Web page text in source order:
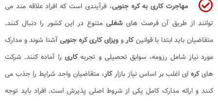
مهاجرت کاری به کره جنوبی، فرآیندی است که افراد علاقه مند می
از طریق آن فرصت هایشغلیمتنوع در این کشور را دنبال کنند.
باید ابتدا با قوانینکاروویزای کاری کره جنوبیآشنا شوند و مدارک
نیاز شامل رزومه، سوابق تحصیلی و تجربهکاریرا آماده کنند. شرکت
کرهای اغلب بر اساس نیاز بازارکار، متقاضیان واجد شرایط را جذب می
و ارائه مدارک کامل یکی از شروط اصلی پذیرش است. افراد باید توجه